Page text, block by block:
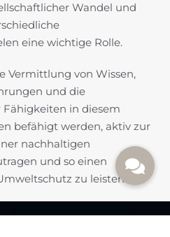
Wandel und
eine wichtige Rolle.
Vermittlung von Wissen,
und die
in diesem
befähigt werden, aktiv zur
nachhaltigen
und so einen
zu leisten.